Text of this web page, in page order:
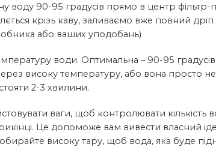
воду 90-95 градусів прямо в центр
крізь каву, заливаємо вже повний
або ваших уподобань)
води. Оптимальна – 90-95
високу температуру, або вона просто
2-3 хвилини.
ваги, щоб контролювати кількість
Це допоможе вам вивести власний
високу тару, щоб вода, яка буде